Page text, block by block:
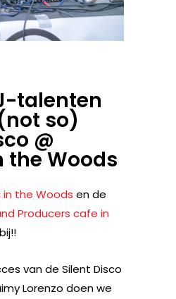
talenten
so)
@
the Woods
in the Woods en de
Producers cafe in
van de Silent Disco
Lorenzo doen we